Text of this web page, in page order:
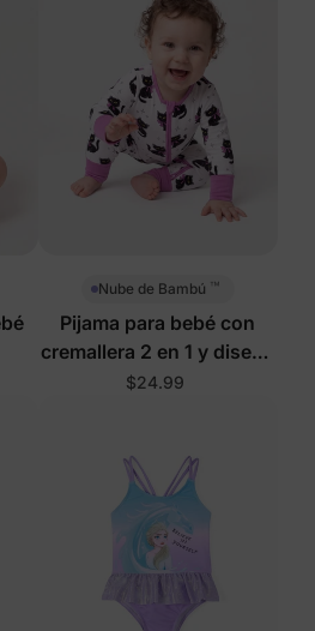
Nube de Bambú ™
Pijama para bebé con
cremallera 2 en 1 y diseño
de gato
$24.99